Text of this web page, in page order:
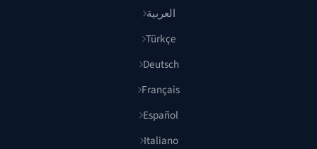
العربية
Türkçe
Deutsch
Français
Español
Italiano